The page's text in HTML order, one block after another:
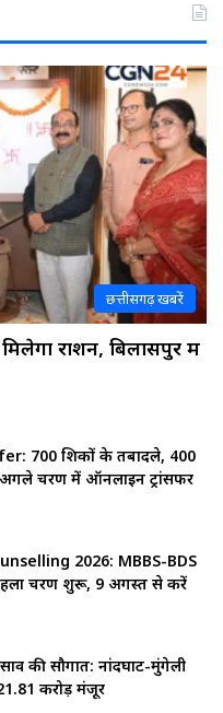
छत्तीसगढ़ खबरें
राशन, बिलासपुर में
700 शिक्षकों के तबादले, 400
अगले चरण में ऑनलाइन ट्रांसफर
2026: MBBS-BDS
चरण शुरू, 9 अगस्त से करें
की सौगात: नांदघाट-मुंगेली
करोड़ मंजूर